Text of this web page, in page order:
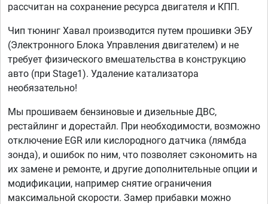
рассчитан на сохранение ресурса двигателя и КПП.
Чип тюнинг Хавал производится путем прошивки ЭБУ
(Электронного Блока Управления двигателем) и не
требует физического вмешательства в конструкцию
авто (при Stage1). Удаление катализатора
необязательно!
Мы прошиваем бензиновые и дизельные ДВС,
рестайлинг и дорестайл. При необходимости, возможно
отключение EGR или кислородного датчика (лямбда
зонда), и ошибок по ним, что позволяет сэкономить на
их замене и ремонте, и другие дополнительные опции и
модификации, например снятие ограничения
максимальной скорости. Замер прибавки можно